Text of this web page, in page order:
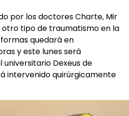
por los doctores Charte, Mir
tipo de traumatismo en la
quedará en
y este lunes será
Dexeus de
intervenido quirúrgicamente